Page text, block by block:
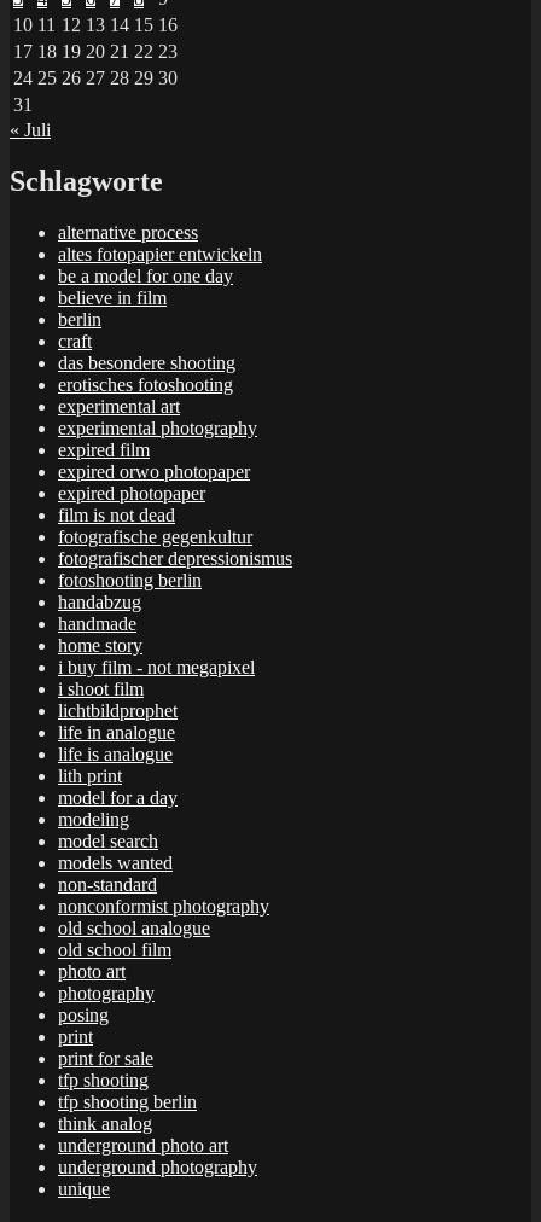
10 11 12 13 14 15 16
17 18 19 20 21 22 23
24 25 26 27 28 29 30
31
« Juli
Schlagworte
alternative process
altes fotopapier entwickeln
be a model for one day
believe in film
berlin
craft
das besondere shooting
erotisches fotoshooting
experimental art
experimental photography
expired film
expired orwo photopaper
expired photopaper
film is not dead
fotografische gegenkultur
fotografischer depressionismus
fotoshooting berlin
handabzug
handmade
home story
i buy film - not megapixel
i shoot film
lichtbildprophet
life in analogue
life is analogue
lith print
model for a day
modeling
model search
models wanted
non-standard
nonconformist photography
old school analogue
old school film
photo art
photography
posing
print
print for sale
tfp shooting
tfp shooting berlin
think analog
underground photo art
underground photography
unique